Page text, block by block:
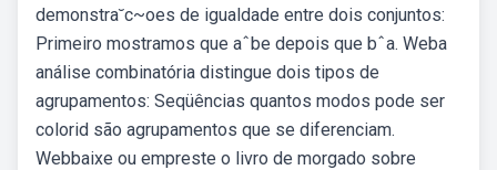
demonstra˘c~oes de igualdade entre dois conjuntos:
Primeiro mostramos que aˆbe depois que bˆa. Weba
análise combinatória distingue dois tipos de
agrupamentos: Seqüências quantos modos pode ser
colorid são agrupamentos que se diferenciam.
Webbaixe ou empreste o livro de morgado sobre